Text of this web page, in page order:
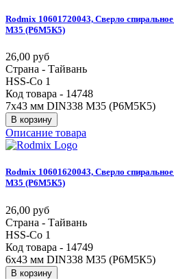
Rodmix 10601720043, Сверло спиральное
М35 (Р6М5К5)
26,00 руб
Страна - Тайвань
HSS-Co 1
Код товара - 14748
7х43 мм DIN338 М35 (Р6М5К5)
В корзину
Описание товара
Rodmix 10601620043, Сверло спиральное
М35 (Р6М5К5)
26,00 руб
Страна - Тайвань
HSS-Co 1
Код товара - 14749
6х43 мм DIN338 М35 (Р6М5К5)
В корзину